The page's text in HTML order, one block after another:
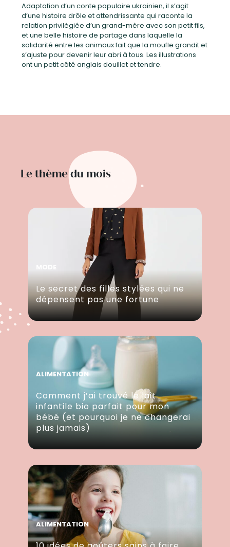
Adaptation d’un conte populaire ukrainien, il s’agit
d’une histoire drôle et attendrissante qui raconte la
relation privilégiée d’un grand-mère avec son petit fils,
et une belle histoire de partage dans laquelle la
solidarité entre les animaux fait que la moufle grandit et
s’ajuste pour devenir leur abri à tous. Les illustrations
ont un petit côté anglais douillet et tendre.
Le thème du mois
Le secret des filles stylées qui ne
dépensent pas une fortune
ALIMENTATION
Comment j’ai trouvé le lait
infantile bio parfait pour mon
bébé (et pourquoi je ne changerai
plus jamais)
ALIMENTATION